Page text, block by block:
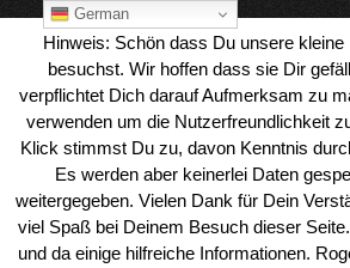
content
Hinweis: Schön dass Du unsere
besuchst. Wir hoffen dass sie Dir
verpflichtet Dich darauf Aufmerksam zu
verwenden um die Nutzerfreundlichkeit
Klick stimmst Du zu, davon Kenntnis
Es werden aber keinerlei Daten
weitergegeben. Vielen Dank für Dein
viel Spaß bei Deinem Besuch dieser
und da einige hilfreiche Informationen.
German